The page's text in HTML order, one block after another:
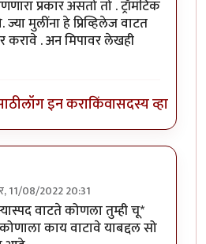
प्रकार असतो तो . ट्रॉमॅटिक
मुलींना हे प्रिव्हिलेज वाटत
करावे . अन मिपावर लेखही
लॉग इन कराकिंवासदस्य व्हा
11/08/2022 20:31
प्रतिसाद?byप्रसाद गोडबोले
वाटते कोणला तुम्ही चू*
काय वाटावे याबद्दल सो